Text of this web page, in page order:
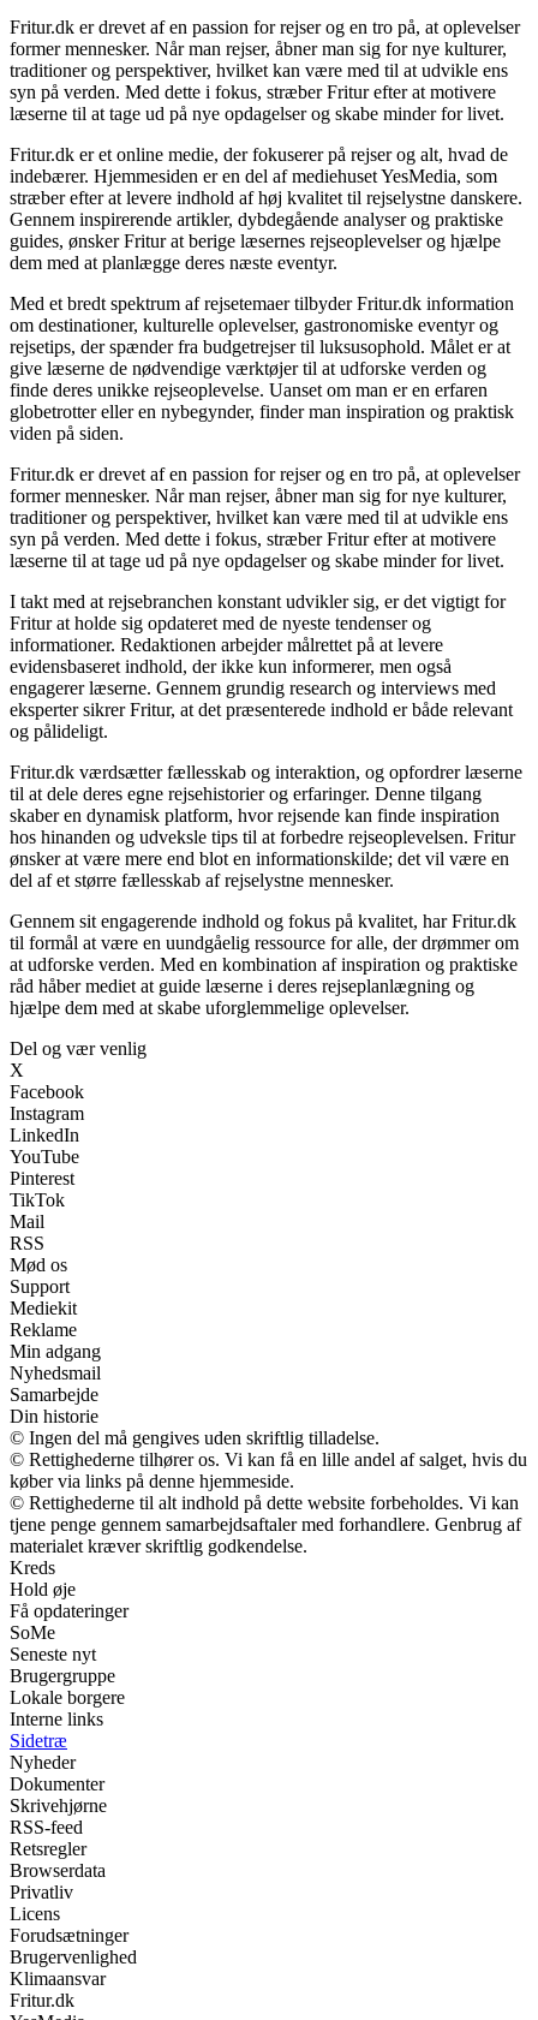
Fritur.dk er drevet af en passion for rejser og en tro på, at oplevelser
former mennesker. Når man rejser, åbner man sig for nye kulturer,
traditioner og perspektiver, hvilket kan være med til at udvikle ens
syn på verden. Med dette i fokus, stræber Fritur efter at motivere
læserne til at tage ud på nye opdagelser og skabe minder for livet.
Fritur.dk er et online medie, der fokuserer på rejser og alt, hvad de
indebærer. Hjemmesiden er en del af mediehuset YesMedia, som
stræber efter at levere indhold af høj kvalitet til rejselystne danskere.
Gennem inspirerende artikler, dybdegående analyser og praktiske
guides, ønsker Fritur at berige læsernes rejseoplevelser og hjælpe
dem med at planlægge deres næste eventyr.
Med et bredt spektrum af rejsetemaer tilbyder Fritur.dk information
om destinationer, kulturelle oplevelser, gastronomiske eventyr og
rejsetips, der spænder fra budgetrejser til luksusophold. Målet er at
give læserne de nødvendige værktøjer til at udforske verden og
finde deres unikke rejseoplevelse. Uanset om man er en erfaren
globetrotter eller en nybegynder, finder man inspiration og praktisk
viden på siden.
Fritur.dk er drevet af en passion for rejser og en tro på, at oplevelser
former mennesker. Når man rejser, åbner man sig for nye kulturer,
traditioner og perspektiver, hvilket kan være med til at udvikle ens
syn på verden. Med dette i fokus, stræber Fritur efter at motivere
læserne til at tage ud på nye opdagelser og skabe minder for livet.
I takt med at rejsebranchen konstant udvikler sig, er det vigtigt for
Fritur at holde sig opdateret med de nyeste tendenser og
informationer. Redaktionen arbejder målrettet på at levere
evidensbaseret indhold, der ikke kun informerer, men også
engagerer læserne. Gennem grundig research og interviews med
eksperter sikrer Fritur, at det præsenterede indhold er både relevant
og pålideligt.
Fritur.dk værdsætter fællesskab og interaktion, og opfordrer læserne
til at dele deres egne rejsehistorier og erfaringer. Denne tilgang
skaber en dynamisk platform, hvor rejsende kan finde inspiration
hos hinanden og udveksle tips til at forbedre rejseoplevelsen. Fritur
ønsker at være mere end blot en informationskilde; det vil være en
del af et større fællesskab af rejselystne mennesker.
Gennem sit engagerende indhold og fokus på kvalitet, har Fritur.dk
til formål at være en uundgåelig ressource for alle, der drømmer om
at udforske verden. Med en kombination af inspiration og praktiske
råd håber mediet at guide læserne i deres rejseplanlægning og
hjælpe dem med at skabe uforglemmelige oplevelser.
Del og vær venlig
X
Facebook
Instagram
LinkedIn
YouTube
Pinterest
TikTok
Mail
RSS
Mød os
Support
Mediekit
Reklame
Min adgang
Nyhedsmail
Samarbejde
Din historie
© Ingen del må gengives uden skriftlig tilladelse.
© Rettighederne tilhører os. Vi kan få en lille andel af salget, hvis du
køber via links på denne hjemmeside.
© Rettighederne til alt indhold på dette website forbeholdes. Vi kan
tjene penge gennem samarbejdsaftaler med forhandlere. Genbrug af
materialet kræver skriftlig godkendelse.
Kreds
Hold øje
Få opdateringer
SoMe
Seneste nyt
Brugergruppe
Lokale borgere
Interne links
Sidetræ
Nyheder
Dokumenter
Skrivehjørne
RSS-feed
Retsregler
Browserdata
Privatliv
Licens
Forudsætninger
Brugervenlighed
Klimaansvar
Fritur.dk